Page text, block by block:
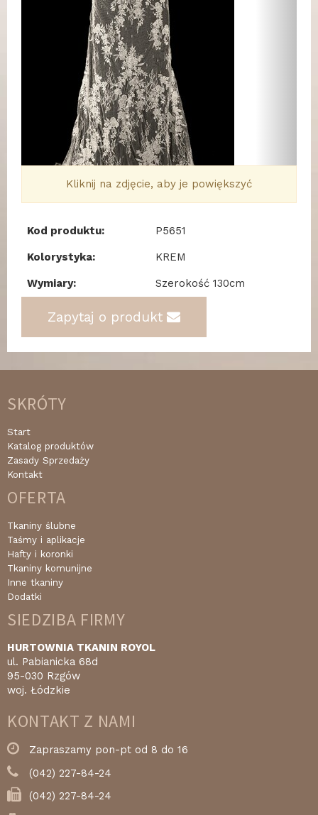
Kliknij na zdjęcie, aby je powiększyć
Kod produktu: P5651
Kolorystyka: KREM
Wymiary: Szerokość 130cm
Zapytaj o produkt
SKRÓTY
Start
Katalog produktów
Zasady Sprzedaży
Kontakt
OFERTA
Tkaniny ślubne
Taśmy i aplikacje
Hafty i koronki
Tkaniny komunijne
Inne tkaniny
Dodatki
SIEDZIBA FIRMY
HURTOWNIA TKANIN ROYOL
ul. Pabianicka 68d
95-030 Rzgów
woj. Łódzkie
KONTAKT Z NAMI
Zapraszamy pon-pt od 8 do 16
(042) 227-84-24
(042) 227-84-24